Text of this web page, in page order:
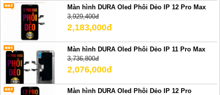
Màn hình DURA Oled Phôi Dẻo IP 12 Pro Max
3,929,400đ
2,183,000đ
Màn hình DURA Oled Phôi Dẻo IP 11 Pro Max
3,736,800đ
2,076,000đ
Màn hình DURA Oled Phôi Dẻo IP 12 Pro